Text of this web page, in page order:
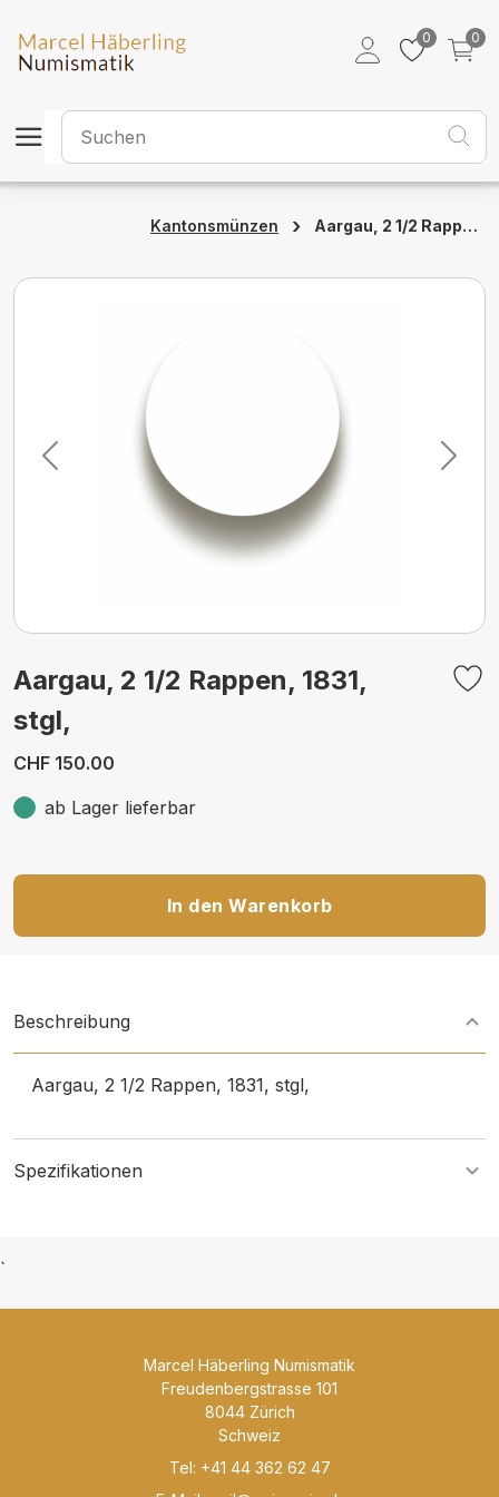
0
0
Kantonsmünzen › Aargau, 2 1/2 Rappen, 1831, stgl,
Previous Next
Aargau, 2 1/2 Rappen, 1831,
stgl,
CHF 150.00
ab Lager lieferbar
In den Warenkorb
Beschreibung
Aargau, 2 1/2 Rappen, 1831, stgl,
Spezifikationen
`
Marcel Häberling Numismatik
Freudenbergstrasse 101
8044 Zürich
Schweiz
Tel: +41 44 362 62 47